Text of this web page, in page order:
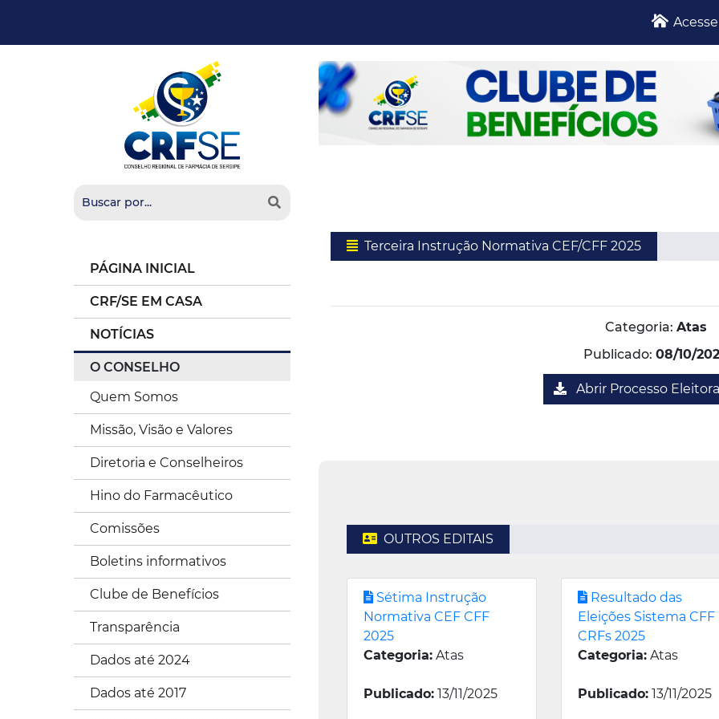
PÁGINA INICIAL
CRF/SE EM CASA
NOTÍCIAS
O CONSELHO
Quem Somos
Missão, Visão e Valores
Diretoria e Conselheiros
Hino do Farmacêutico
Comissões
Boletins informativos
Clube de Benefícios
Transparência
Dados até 2024
Dados até 2017
Terceira Instrução Normativa CEF/CFF 2025
Categoria: Atas
Publicado: 08/10/
Abrir Processo
OUTROS EDITAIS
Sétima Instrução
Normativa CEF CFF
2025
Categoria: Atas
Publicado: 13/11/2025
Resultado das
Eleições Sistema CFF
CRFs 2025
Categoria:Atas
Publicado:13/11/2025